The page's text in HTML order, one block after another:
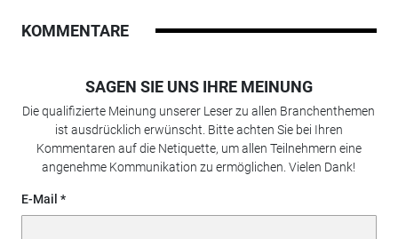
KOMMENTARE
SAGEN SIE UNS IHRE MEINUNG
Die qualifizierte Meinung unserer Leser zu allen Branchenthemen
ist ausdrücklich erwünscht. Bitte achten Sie bei Ihren
Kommentaren auf die Netiquette, um allen Teilnehmern eine
angenehme Kommunikation zu ermöglichen. Vielen Dank!
E-Mail